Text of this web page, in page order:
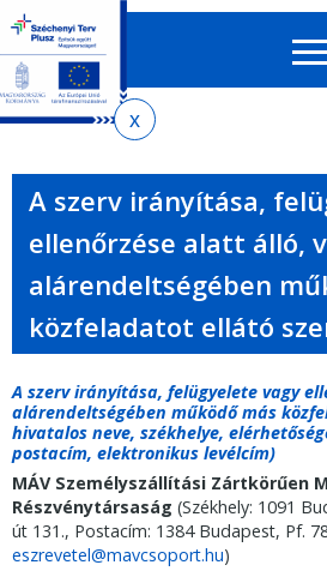
almenühöz
tartalomra
oldaltérképre
A szerv irányítása,
ellenőrzése alatt álló,
alárendeltségében
közfeladatot ellátó
A szerv irányítása, felügyelete vagy
alárendeltségében működő más
hivatalos neve, székhelye,
postacím, elektronikus levélcím)
MÁV Személyszállítási Zártkörűen
Részvénytársaság (Székhely: 1091
út 131., Postacím: 1384 Budapest, Pf.
eszrevetel@mavcsoport.hu)